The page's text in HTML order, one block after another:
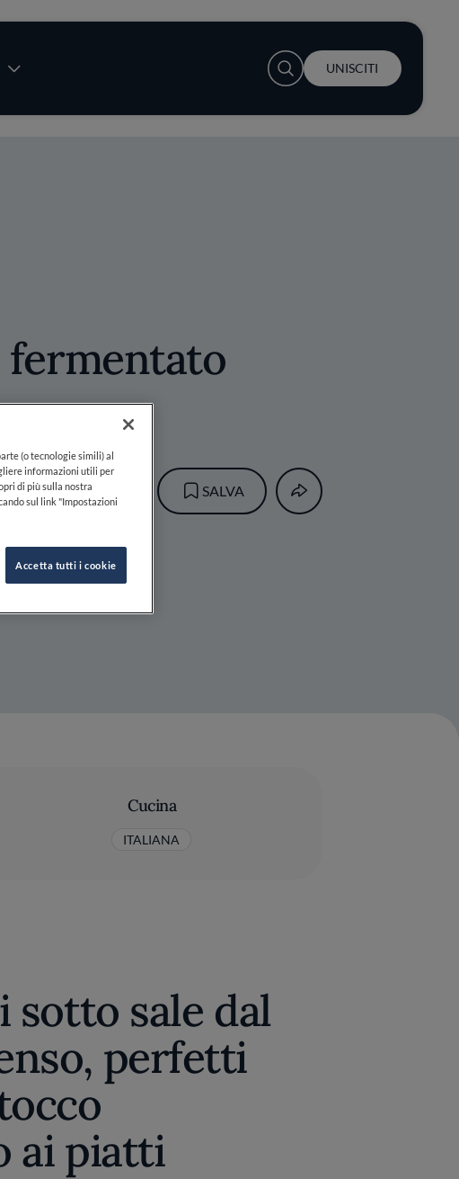
User account menu
UNISCITI
fermentato
SALVA
Cucina
ITALIANA
sale dal
perfetti
ai piatti
(o tecnologie simili) al
informazioni utili per
di più sulla nostra
sul link "Impostazioni
Accetta tutti i cookie